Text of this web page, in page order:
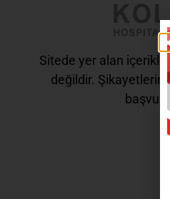
Sitede yer alan
değildir.